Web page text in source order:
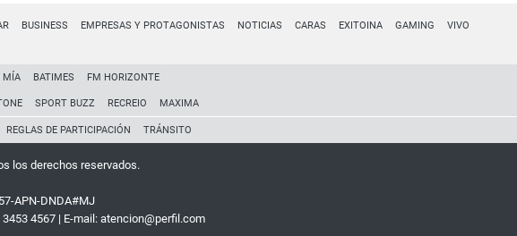
BUSINESS EMPRESAS Y PROTAGONISTAS NOTICIAS CARAS EXITOINA GAMING VIVO
MÍA BATIMES FM HORIZONTE
SPORT BUZZ RECREIO MAXIMA
REGLAS DE PARTICIPACIÓN TRÁNSITO
los derechos reservados.
APN-DNDA#MJ
3453 4567| E-mail: atencion@perfil.com